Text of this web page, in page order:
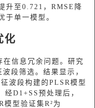
升至0.721，RMSE降
于单一模型。
化
信息冗余问题。研究
段筛选。结果显示，
波段构建的PLSR模型
D1+SS预处理后，
模型验证集R²为